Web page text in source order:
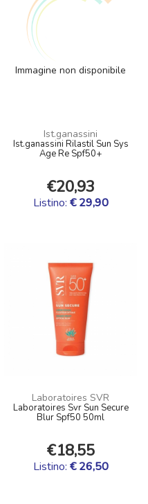
Immagine non disponibile
Ist.ganassini
Ist.ganassini Rilastil Sun Sys
Age Re Spf50+
€20,93
Listino: € 29,90
Laboratoires SVR
Laboratoires Svr Sun Secure
Blur Spf50 50ml
€18,55
Listino: € 26,50